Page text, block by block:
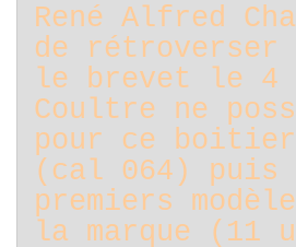
René Alfred
de rétroverser
le brevet le 4
Coultre ne
pour ce
(cal 064) puis
premiers
la marque (11